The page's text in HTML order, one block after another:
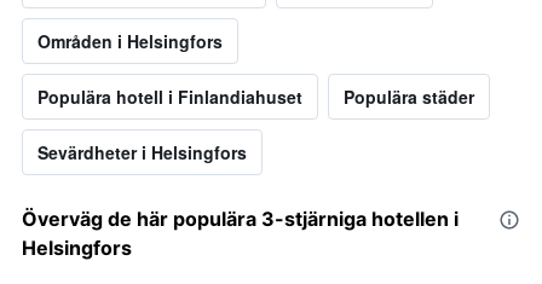
Områden i Helsingfors
Populära hotell i Finlandiahuset Populära städer
Sevärdheter i Helsingfors
Överväg de här populära 3-stjärniga hotellen i
Helsingfors